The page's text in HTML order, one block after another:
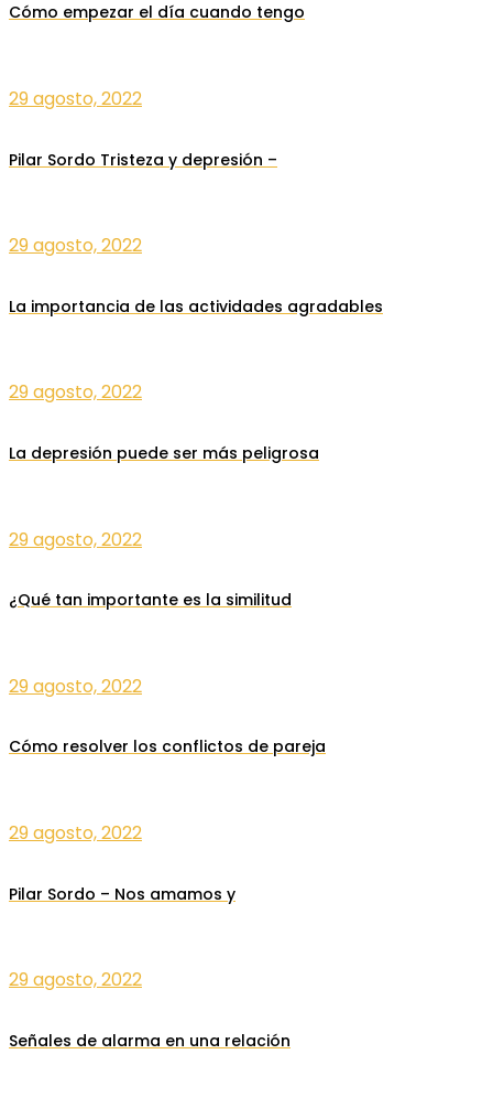
Cómo empezar el día cuando tengo
29 agosto, 2022
Pilar Sordo Tristeza y depresión –
29 agosto, 2022
La importancia de las actividades agradables
29 agosto, 2022
La depresión puede ser más peligrosa
29 agosto, 2022
¿Qué tan importante es la similitud
29 agosto, 2022
Cómo resolver los conflictos de pareja
29 agosto, 2022
Pilar Sordo – Nos amamos y
29 agosto, 2022
Señales de alarma en una relación